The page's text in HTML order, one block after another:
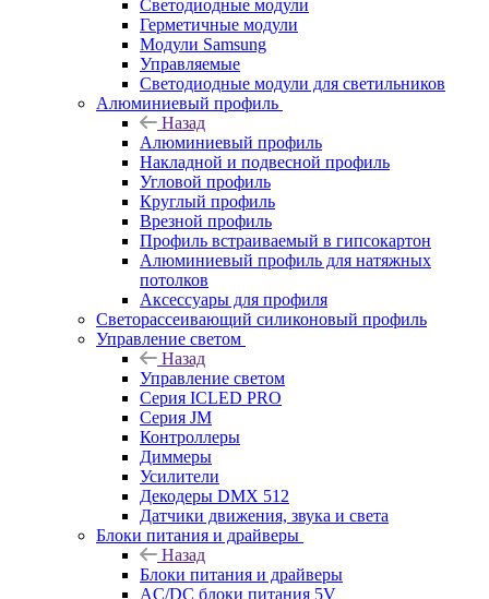
Светодиодные модули
Герметичные модули
Модули Samsung
Управляемые
Светодиодные модули для светильников
Алюминиевый профиль
Назад
Алюминиевый профиль
Накладной и подвесной профиль
Угловой профиль
Круглый профиль
Врезной профиль
Профиль встраиваемый в гипсокартон
Алюминиевый профиль для натяжных
потолков
Аксессуары для профиля
Светорассеивающий силиконовый профиль
Управление светом
Назад
Управление светом
Серия ICLED PRO
Серия JM
Контроллеры
Диммеры
Усилители
Декодеры DMX 512
Датчики движения, звука и света
Блоки питания и драйверы
Назад
Блоки питания и драйверы
AC/DC блоки питания 5V